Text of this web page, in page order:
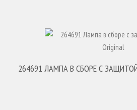
264691 ЛАМПА В СБОРЕ С ЗАЩИТОЙ